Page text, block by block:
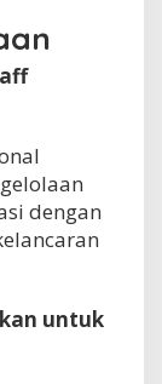
dengan
untuk